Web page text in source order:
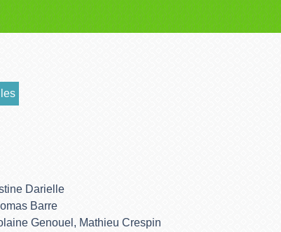
Darielle
Barre
Genouel, Mathieu Crespin